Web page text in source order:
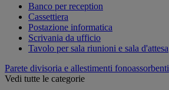
Banco per reception
Cassettiera
Postazione informatica
Scrivania da ufficio
Tavolo per sala riunioni e sala d'attesa
Parete divisoria e allestimenti fonoassorbenti
Vedi tutte le categorie